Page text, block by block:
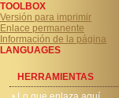
TOOLBOX
Versión para imprimir
Enlace permanente
Información de la página
LANGUAGES
HERRAMIENTAS